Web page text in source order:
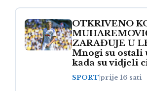
OTKRIVENO
ZARAĐUJE U
Mnogi su ostali
kada su vidjeli
SPORT prije 16 sati